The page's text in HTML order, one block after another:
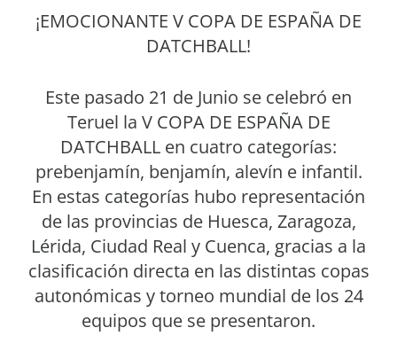
¡EMOCIONANTE V COPA DE ESPAÑA DE
DATCHBALL!
Este pasado 21 de Junio se celebró en
Teruel la V COPA DE ESPAÑA DE
DATCHBALL en cuatro categorías:
prebenjamín, benjamín, alevín e infantil.
En estas categorías hubo representación
de las provincias de Huesca, Zaragoza,
Lérida, Ciudad Real y Cuenca, gracias a la
clasificación directa en las distintas copas
autonómicas y torneo mundial de los 24
equipos que se presentaron.